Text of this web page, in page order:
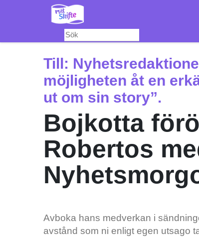
Till:
möjligheten åt en
ut om sin story”.
Bojkotta
Robertos
Avboka hans medverkan i
avstånd som ni enligt egen utsago